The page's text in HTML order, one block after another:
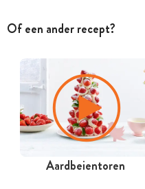
Of een ander recept?
Aardbeientoren